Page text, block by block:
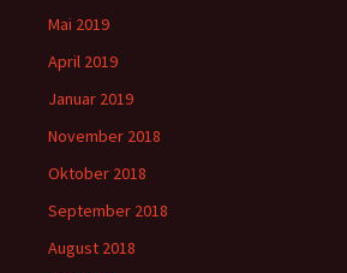
Mai 2019
April 2019
Januar 2019
November 2018
Oktober 2018
September 2018
August 2018